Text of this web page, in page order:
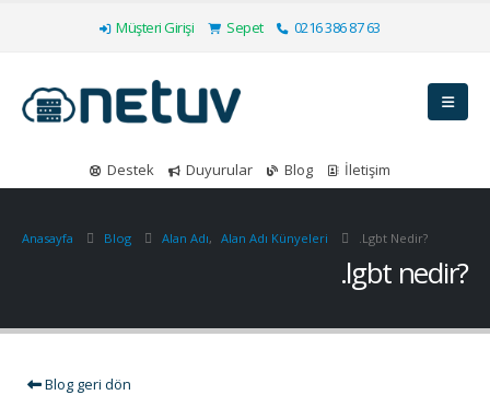
Müşteri Girişi Sepet 0216 386 87 63
Destek Duyurular Blog İletişim
Anasayfa Blog Alan Adı, Alan Adı Künyeleri .lgbt Nedir?
.lgbt nedir?
Blog geri dön